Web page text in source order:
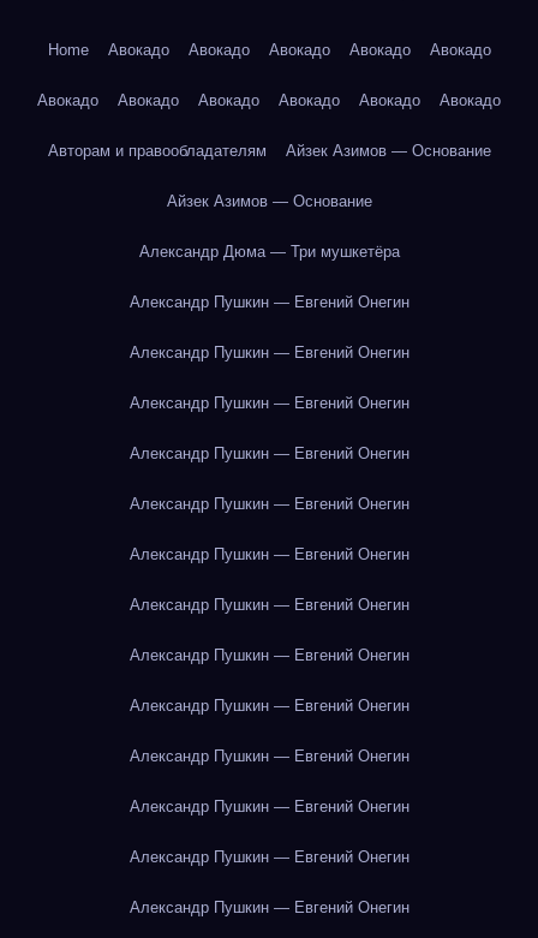
Home Авокадо Авокадо Авокадо Авокадо Авокадо
Авокадо Авокадо Авокадо Авокадо Авокадо Авокадо
Авторам и правообладателям Айзек Азимов — Основание
Айзек Азимов — Основание
Александр Дюма — Три мушкетёра
Александр Пушкин — Евгений Онегин
Александр Пушкин — Евгений Онегин
Александр Пушкин — Евгений Онегин
Александр Пушкин — Евгений Онегин
Александр Пушкин — Евгений Онегин
Александр Пушкин — Евгений Онегин
Александр Пушкин — Евгений Онегин
Александр Пушкин — Евгений Онегин
Александр Пушкин — Евгений Онегин
Александр Пушкин — Евгений Онегин
Александр Пушкин — Евгений Онегин
Александр Пушкин — Евгений Онегин
Александр Пушкин — Евгений Онегин